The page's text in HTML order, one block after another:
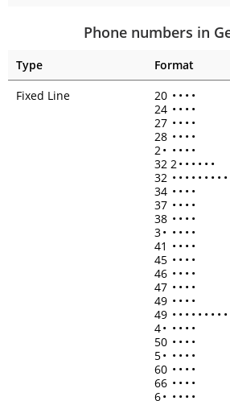
Phone numbers in
Type
Format
Fixed Line
20 • • • •
24 • • • •
27 • • • •
28 • • • •
2• • • • •
32 2• • • • • •
32 • • • • • • • • •
34 • • • •
37 • • • •
38 • • • •
3• • • • •
41 • • • •
45 • • • •
46 • • • •
47 • • • •
49 • • • •
49 • • • • • • • • •
4• • • • •
50 • • • •
5• • • • •
60 • • • •
66 • • • •
6• • • • •